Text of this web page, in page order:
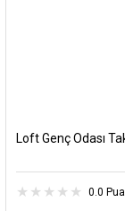
Loft Genç Odası
0.0